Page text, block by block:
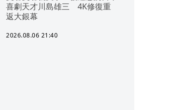
喜劇天才川島雄三 4K修復重
返大銀幕
2026.08.06 21:40